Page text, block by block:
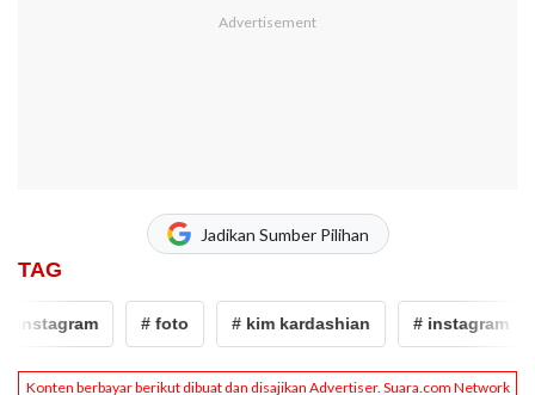
Jadikan Sumber Pilihan
TAG
instagram # foto # kim kardashian # instagram